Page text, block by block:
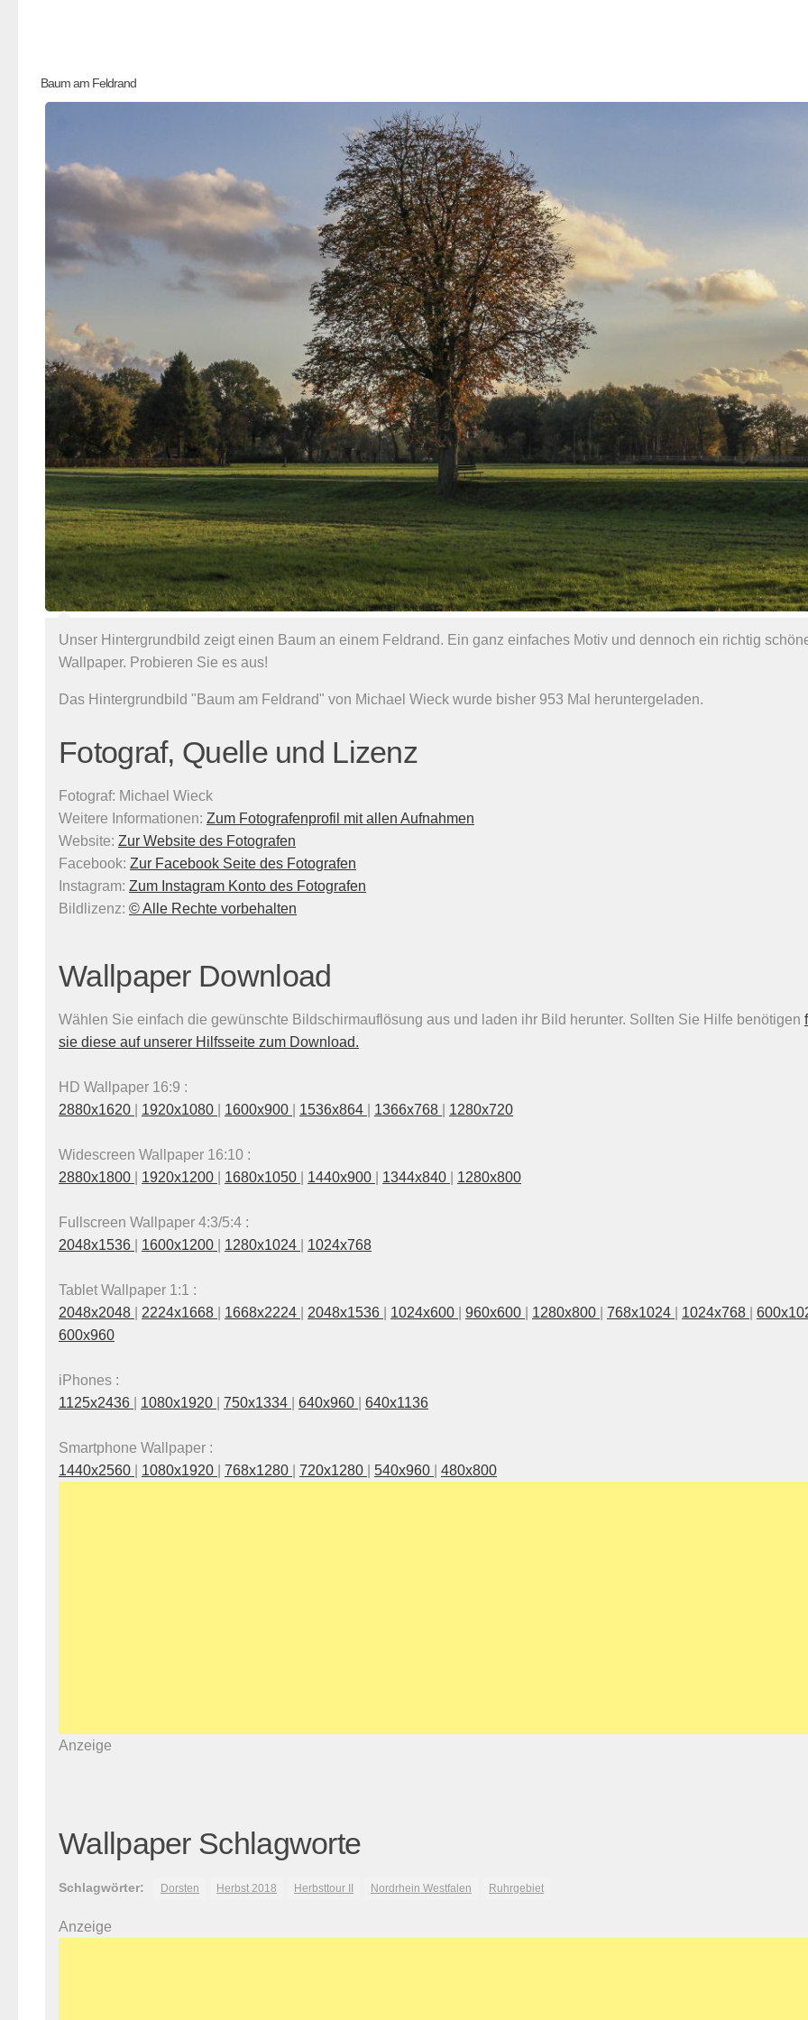
Baum am Feldrand
Unser Hintergrundbild zeigt einen Baum an einem Feldrand. Ein ganz einfaches Motiv und dennoch ein richtig
Wallpaper. Probieren Sie es aus!
Das Hintergrundbild "Baum am Feldrand" von Michael Wieck wurde bisher 953 Mal heruntergeladen.
Fotograf, Quelle und Lizenz
Fotograf: Michael Wieck
Weitere Informationen: Zum Fotografenprofil mit allen Aufnahmen
Website: Zur Website des Fotografen
Facebook: Zur Facebook Seite des Fotografen
Instagram: Zum Instagram Konto des Fotografen
Bildlizenz: © Alle Rechte vorbehalten
Wallpaper Download
Wählen Sie einfach die gewünschte Bildschirmauflösung aus und laden ihr Bild herunter. Sollten Sie Hilfe benötigen
sie diese auf unserer Hilfsseite zum Download.
HD Wallpaper 16:9 :
2880x1620
1920x1080 1600x900 1536x864 1366x768 1280x720
Widescreen Wallpaper 16:10 :
2880x1800
1920x1200 1680x1050 1440x900 1344x840 1280x800
Fullscreen Wallpaper 4:3/5:4 :
2048x1536
1600x1200 1280x1024 1024x768
Tablet Wallpaper 1:1 :
2048x2048
2224x1668 1668x2224 2048x1536 1024x600 960x600 1280x800 768x1024 1024x768
600x960
iPhones :
1125x2436
1080x1920 750x1334 640x960 640x1136
Smartphone Wallpaper :
1440x2560
1080x1920 768x1280 720x1280 540x960 480x800
Anzeige
Wallpaper Schlagworte
Schlagwörter: Dorsten Herbst 2018 Herbsttour II Nordrhein Westfalen Ruhrgebiet
Anzeige